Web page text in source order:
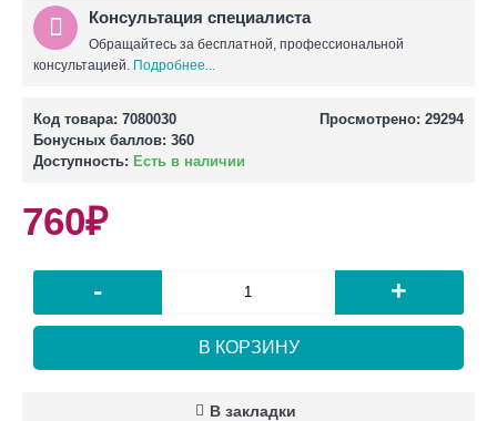
Консультация специалиста
Обращайтесь за бесплатной, профессиональной
консультацией. Подробнее...
Просмотрено: 29294
Код товара: 7080030
Бонусных баллов: 360
Доступность: Есть в наличии
760₽
- +
В КОРЗИНУ
В закладки